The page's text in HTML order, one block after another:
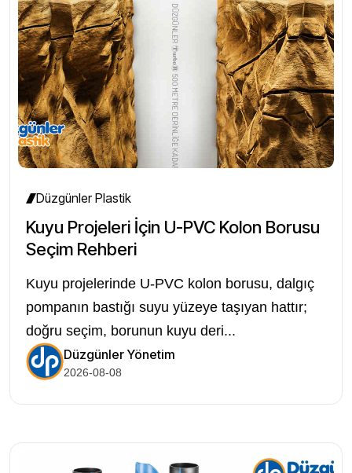
Düzgünler Plastik
Kuyu Projeleri İçin U-PVC Kolon Borusu
Seçim Rehberi
Kuyu projelerinde U-PVC kolon borusu, dalgıç
pompanın bastığı suyu yüzeye taşıyan hattır;
doğru seçim, borunun kuyu deri...
Düzgünler Yönetim
2026-08-08